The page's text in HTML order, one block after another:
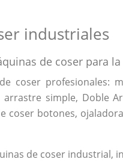
industriales
de coser para
coser profesionales:
simple, Doble
coser botones,
de coser industrial,